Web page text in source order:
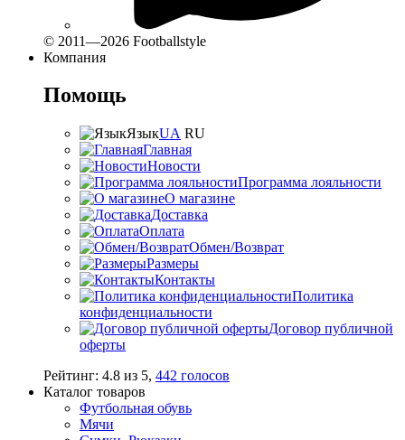
© 2011—2026 Footballstyle
Компания
Помощь
ЯзыкUA RU
Главная
Новости
Программа лояльности
О магазине
Доставка
Оплата
Обмен/Возврат
Размеры
Контакты
Политика
конфиденциальности
Договор публичной
оферты
Рейтинг: 4.8 из 5, 442 голосов
Каталог товаров
Футбольная обувь
Мячи